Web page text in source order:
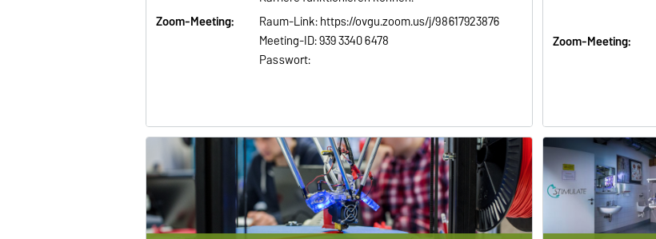
Zoom-Meeting:
Raum-Link: https://ovgu.zoom.us/j/98617923876
Meeting-ID: 939 3340 6478
Passwort:
Zoom-Meeting: